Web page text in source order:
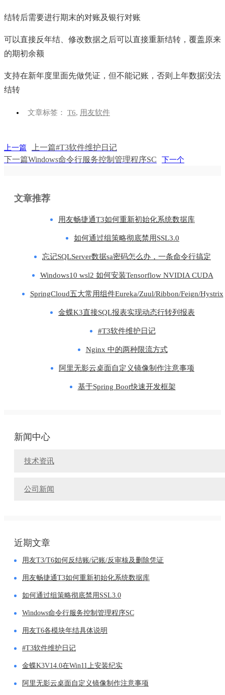
结转后需要进行期末的对账及银行对账
可以直接反年结、修改数据之后可以直接重新结转，覆盖原来
的期初余额
支持在新年度里面先做凭证，但不能记账，否则上年数据没法
结转
文章标签： T6, 用友软件
上一篇 上一篇#T3软件维护日记
下一篇Windows命令行服务控制管理程序SC 下一个
文章推荐
用友畅捷通T3如何重新初始化系统数据库
如何通过组策略彻底禁用SSL3.0
忘记SQLServer数据sa密码怎么办，一条命令行搞定
Windows10 wsl2 如何安装Tensorflow NVIDIA CUDA
SpringCloud五大常用组件Eureka/Zuul/Ribbon/Feign/Hystrix
金蝶K3直接SQL报表实现动态行转列报表
#T3软件维护日记
Nginx 中的两种限流方式
阿里无影云桌面自定义镜像制作注意事项
基于Spring Boot快速开发框架
新闻中心
技术资讯
公司新闻
近期文章
用友T3/T6如何反结账/记账/反审核及删除凭证
用友畅捷通T3如何重新初始化系统数据库
如何通过组策略彻底禁用SSL3.0
Windows命令行服务控制管理程序SC
用友T6各模块年结具体说明
#T3软件维护日记
金蝶K3V14.0在Win11上安装纪实
阿里无影云桌面自定义镜像制作注意事项